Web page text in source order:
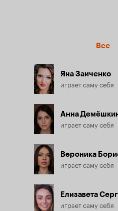
Все
Яна Заиченко
играет саму себя
Анна
играет саму себя
Вероника
играет саму себя
Елизавета
играет саму себя